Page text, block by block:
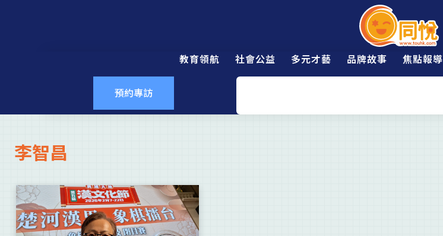
教育領航 社會公益 多元才藝 品牌故事 焦點報導
預約專訪
李智昌